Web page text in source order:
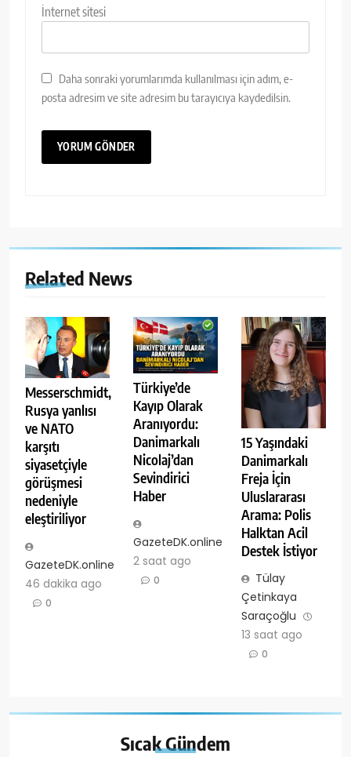
İnternet sitesi
Daha sonraki yorumlarımda kullanılması için adım, e-
posta adresim ve site adresim bu tarayıcıya kaydedilsin.
Related News
Messerschmidt,
Rusya yanlısı
ve NATO
karşıtı
siyasetçiyle
görüşmesi
nedeniyle
eleştiriliyor
GazeteDK.online
46 dakika ago
0
Türkiye’de
Kayıp Olarak
Aranıyordu:
Danimarkalı
Nicolaj’dan
Sevindirici
Haber
GazeteDK.online
2 saat ago
0
15 Yaşındaki
Danimarkalı
Freja İçin
Uluslararası
Arama: Polis
Halktan Acil
Destek İstiyor
Tülay
Çetinkaya
Saraçoğlu
13 saat ago
0
SıcakGündem